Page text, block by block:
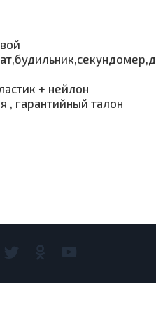
+ нейлон
, гарантийный талон